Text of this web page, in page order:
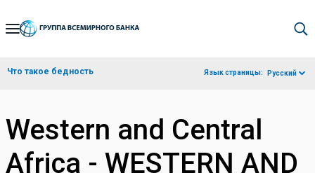
Skip
Navigation
Что такое бедность Язык страницы: Русский
Western and Central
Africa - WESTERN AND